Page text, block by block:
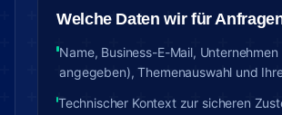
Welche Daten wir für
Name, Business-E-Mail, Unternehmen
angegeben), Themenauswahl und
Technischer Kontext zur sicheren